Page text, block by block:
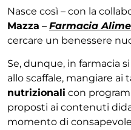
Nasce così – con la
Mazza – Farmacia
cercare un benessere
Se, dunque, in farmacia
allo scaffale, mangiare ai
nutrizionali con
proposti ai contenuti
momento di